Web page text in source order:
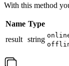
With this method
Name Type
result string